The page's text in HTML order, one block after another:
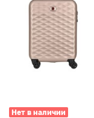
Нет в наличии